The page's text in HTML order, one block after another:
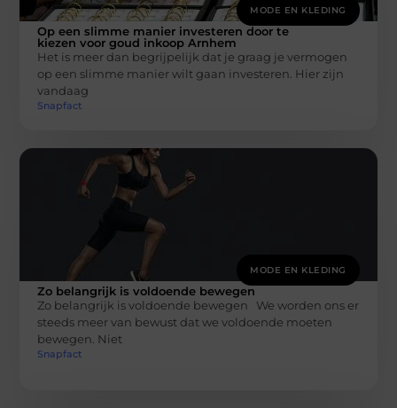
MODE EN KLEDING
Op een slimme manier investeren door te
kiezen voor goud inkoop Arnhem
Het is meer dan begrijpelijk dat je graag je vermogen
op een slimme manier wilt gaan investeren. Hier zijn
vandaag
Snapfact
MODE EN KLEDING
Zo belangrijk is voldoende bewegen
Zo belangrijk is voldoende bewegen We worden ons er
steeds meer van bewust dat we voldoende moeten
bewegen. Niet
Snapfact